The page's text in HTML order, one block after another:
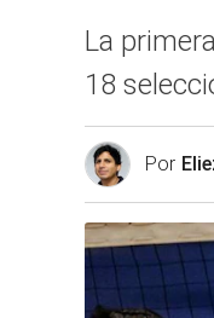
La
18
Por